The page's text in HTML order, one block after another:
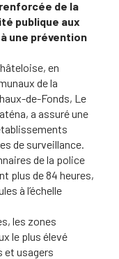
de la
publique aux
une prévention
en
de la
de-Fonds, Le
a assuré une
de surveillance.
de la police
plus de 84 heures,
à l’échelle
les zones
le plus élevé
et usagers